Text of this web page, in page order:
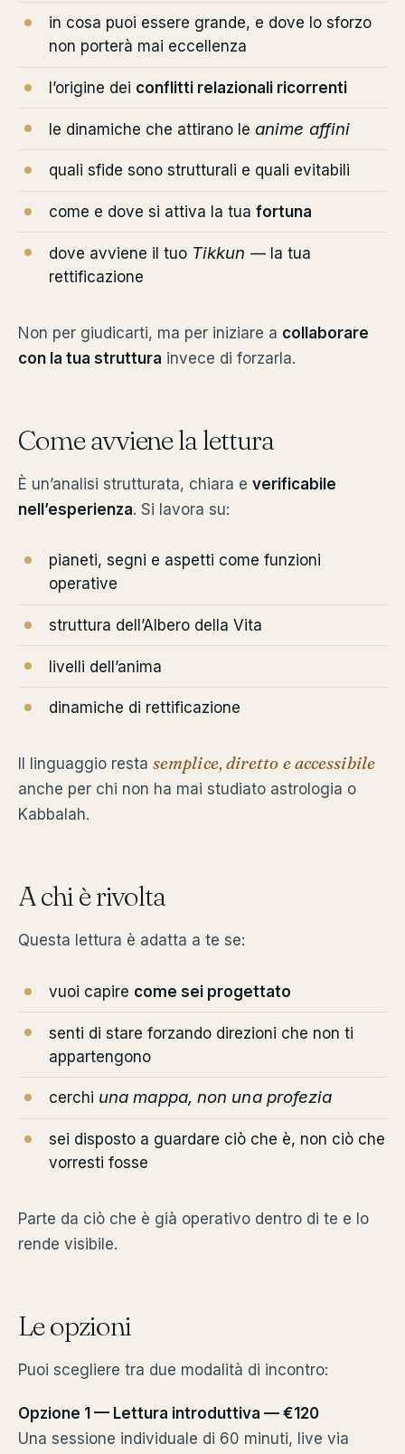
in cosa puoi essere grande, e dove lo sforzo
non porterà mai eccellenza
l’origine dei conflitti relazionali ricorrenti
le dinamiche che attirano le anime affini
quali sfide sono strutturali e quali evitabili
come e dove si attiva la tua fortuna
dove avviene il tuo Tikkun — la tua
rettificazione
Non per giudicarti, ma per iniziare a collaborare
con la tua struttura invece di forzarla.
Come avviene la lettura
È un’analisi strutturata, chiara e verificabile
nell’esperienza. Si lavora su:
pianeti, segni e aspetti come funzioni
operative
struttura dell’Albero della Vita
livelli dell’anima
dinamiche di rettificazione
Il linguaggio resta semplice, diretto e accessibile
anche per chi non ha mai studiato astrologia o
Kabbalah.
A chi è rivolta
Questa lettura è adatta a te se:
vuoi capire come sei progettato
senti di stare forzando direzioni che non ti
appartengono
cerchi una mappa, non una profezia
sei disposto a guardare ciò che è, non ciò che
vorresti fosse
Parte da ciò che è già operativo dentro di te e lo
rende visibile.
Le opzioni
Puoi scegliere tra due modalità di incontro:
Opzione 1 — Lettura introduttiva — €120
Una sessione individuale di 60 minuti, live via